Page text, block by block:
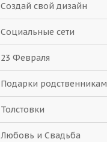
Создай свой дизайн
Социальные сети
23 Февраля
Подарки родственникам
Толстовки
Любовь и Свадьба